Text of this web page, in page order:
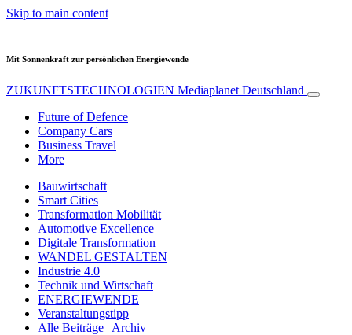
Skip to main content
Mit Sonnenkraft zur persönlichen Energiewende
ZUKUNFTSTECHNOLOGIEN Mediaplanet Deutschland
Future of Defence
Company Cars
Business Travel
More
Bauwirtschaft
Smart Cities
Transformation Mobilität
Automotive Excellence
Digitale Transformation
WANDEL GESTALTEN
Industrie 4.0
Technik und Wirtschaft
ENERGIEWENDE
Veranstaltungstipp
Alle Beiträge | Archiv